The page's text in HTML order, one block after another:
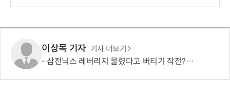
이상목 기자 기사 더보기
삼전닉스 레버리지 물렸다고 버티기 작전?…원금회복 하겠다고 감정 매매?